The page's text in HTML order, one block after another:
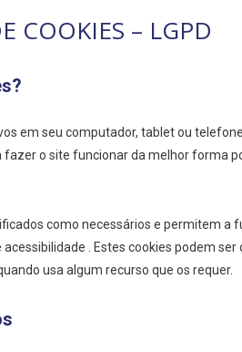
COOKIES – LGPD
em seu computador, tablet ou
fazer o site funcionar da melhor forma
como necessários e permitem a
. Estes cookies podem
usa algum recurso que os requer.